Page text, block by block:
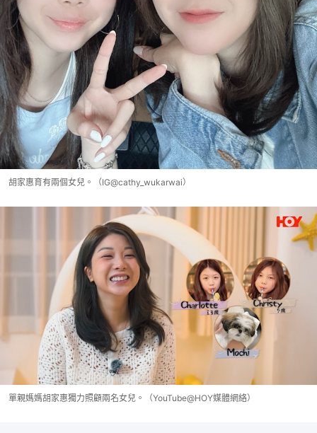
胡家惠育有兩個女兒。（IG@cathy_wukarwai）
單親媽媽胡家惠獨力照顧兩名女兒。（YouTube@HOY媒體網絡）